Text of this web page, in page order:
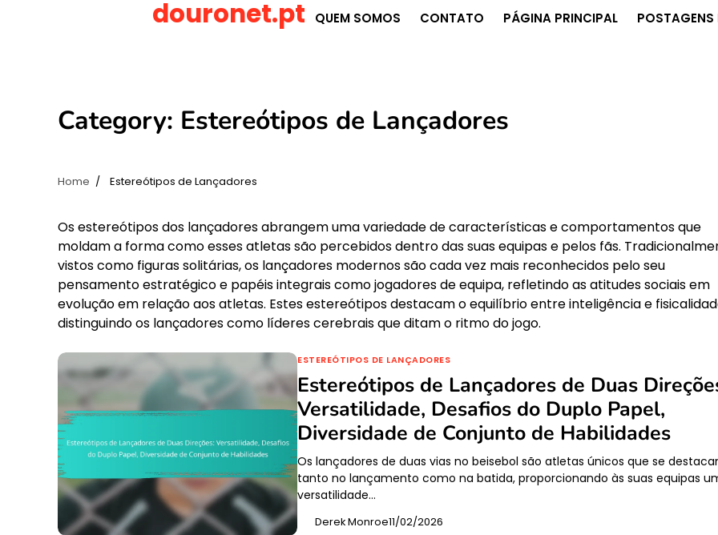
douronet.pt QUEM SOMOS CONTATO PÁGINA PRINCIPAL
Category: Estereótipos de Lançadores
Home Estereótipos de Lançadores
Os estereótipos dos lançadores abrangem uma variedade de características e comportamentos que
moldam a forma como esses atletas são percebidos dentro das suas equipas e pelos fãs.
vistos como figuras solitárias, os lançadores modernos são cada vez mais reconhecidos pelo seu
pensamento estratégico e papéis integrais como jogadores de equipa, refletindo as atitudes sociais em
evolução em relação aos atletas. Estes estereótipos destacam o equilíbrio entre inteligência e
distinguindo os lançadores como líderes cerebrais que ditam o ritmo do jogo.
ESTEREÓTIPOS DE LANÇADORES
Estereótipos de Lançadores de Duas
Versatilidade, Desafios do Duplo Papel,
Diversidade de Conjunto de Habilidades
Os lançadores de duas vias no beisebol são atletas únicos que se
tanto no lançamento como na batida, proporcionando às suas equipas
versatilidade…
Derek Monroe11/02/2026